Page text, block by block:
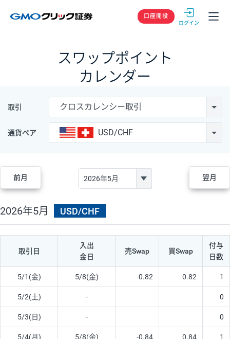
GMOクリック
口座開設
スワップポイント
カレンダー
取引 クロスカレンシー取引
通貨ペア USD/CHF
前月 翌月
2026年5月 USD/CHF
取引日
入出
金日
売Swap 買Swap
付与
日数
5/1(金) 5/8(金) -0.82 0.82 1
5/2(土) - 0
5/3(日) - 0
5/4(月) 5/8(金) -0.84 0.84 1